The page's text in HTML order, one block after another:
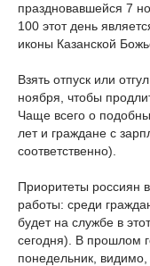
праздновавшейся 7
100 этот день
иконы Казанской
Взять отпуск или
ноября, чтобы
Чаще всего о
лет и граждане с
соответственно).
Приоритеты россиян
работы: среди
будет на службе в
сегодня). В прошлом
понедельник,